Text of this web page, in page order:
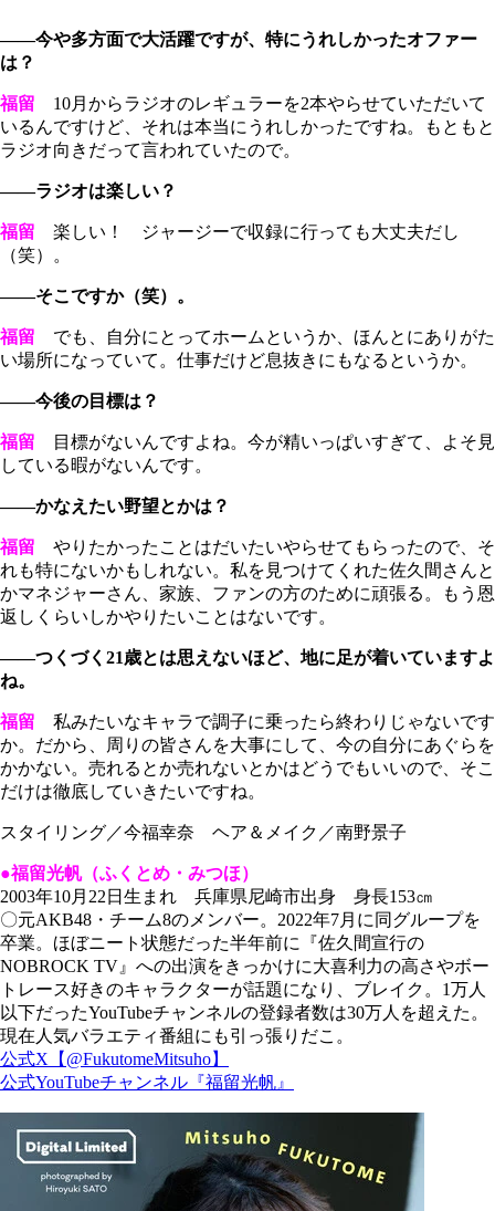
――今や多方面で大活躍ですが、特にうれしかったオファー
は？
福留 10月からラジオのレギュラーを2本やらせていただいて
いるんですけど、それは本当にうれしかったですね。もともと
ラジオ向きだって言われていたので。
――ラジオは楽しい？
福留 楽しい！ ジャージーで収録に行っても大丈夫だし
（笑）。
――そこですか（笑）。
福留 でも、自分にとってホームというか、ほんとにありがた
い場所になっていて。仕事だけど息抜きにもなるというか。
――今後の目標は？
福留 目標がないんですよね。今が精いっぱいすぎて、よそ見
している暇がないんです。
――かなえたい野望とかは？
福留 やりたかったことはだいたいやらせてもらったので、そ
れも特にないかもしれない。私を見つけてくれた佐久間さんと
かマネジャーさん、家族、ファンの方のために頑張る。もう恩
返しくらいしかやりたいことはないです。
――つくづく21歳とは思えないほど、地に足が着いていますよ
ね。
福留 私みたいなキャラで調子に乗ったら終わりじゃないです
か。だから、周りの皆さんを大事にして、今の自分にあぐらを
かかない。売れるとか売れないとかはどうでもいいので、そこ
だけは徹底していきたいですね。
スタイリング／今福幸奈 ヘア＆メイク／南野景子
●福留光帆（ふくとめ・みつほ）
2003年10月22日生まれ 兵庫県尼崎市出身 身長153㎝
〇元AKB48・チーム8のメンバー。2022年7月に同グループを
卒業。ほぼニート状態だった半年前に『佐久間宣行の
NOBROCK TV』への出演をきっかけに大喜利力の高さやボー
トレース好きのキャラクターが話題になり、ブレイク。1万人
以下だったYouTubeチャンネルの登録者数は30万人を超えた。
現在人気バラエティ番組にも引っ張りだこ。
公式X【@FukutomeMitsuho】
公式YouTubeチャンネル『福留光帆』